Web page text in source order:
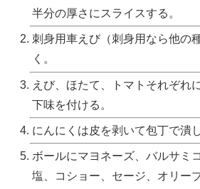
半分の厚さにスライスする。
刺身用車えび（刺身用なら他の
く。
えび、ほたて、トマトそれぞれ
下味を付ける。
にんにくは皮を剥いて包丁で潰
ボールにマヨネーズ、バルサミ
塩、コショー、セージ、オリー